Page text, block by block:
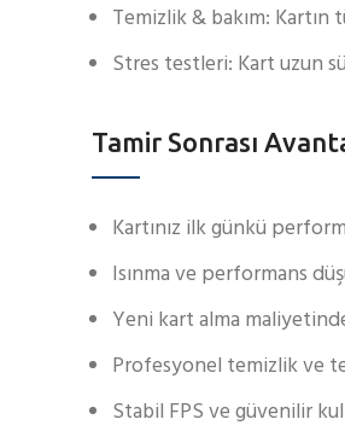
Temizlik & bakım:
Stres testleri: Kart uzun
Tamir Sonrası
Kartınız ilk günkü
Isınma ve performans
Yeni kart alma
Profesyonel temizlik ve
Stabil FPS ve güvenilir